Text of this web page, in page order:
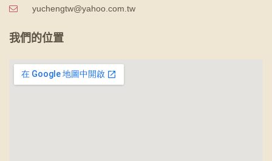
yuchengtw@yahoo.com.tw
我們的位置